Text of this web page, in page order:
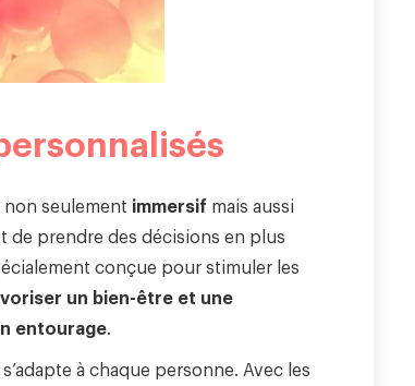
non seulement immersif mais aussi
de prendre des décisions en plus
conçue pour stimuler les
un bien-être et une
entourage.
à chaque personne. Avec les